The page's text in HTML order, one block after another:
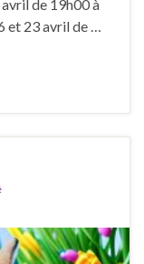
de 19h00 à
et 23 avril de …